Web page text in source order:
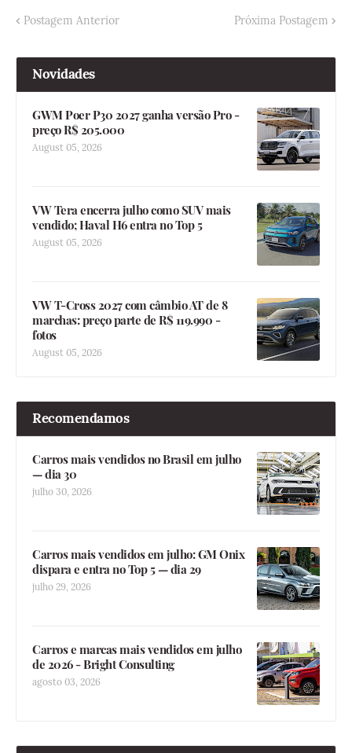
Postagem Anterior Próxima Postagem
Novidades
GWM Poer P30 2027 ganha versão Pro -
preço R$ 205.000
August 05, 2026
VW Tera encerra julho como SUV mais
vendido; Haval H6 entra no Top 5
August 05, 2026
VW T-Cross 2027 com câmbio AT de 8
marchas: preço parte de R$ 119.990 -
fotos
August 05, 2026
Recomendamos
Carros mais vendidos no Brasil em julho
— dia 30
julho 30, 2026
Carros mais vendidos em julho: GM Onix
dispara e entra no Top 5 — dia 29
julho 29, 2026
Carros e marcas mais vendidos em julho
de 2026 - Bright Consulting
agosto 03, 2026